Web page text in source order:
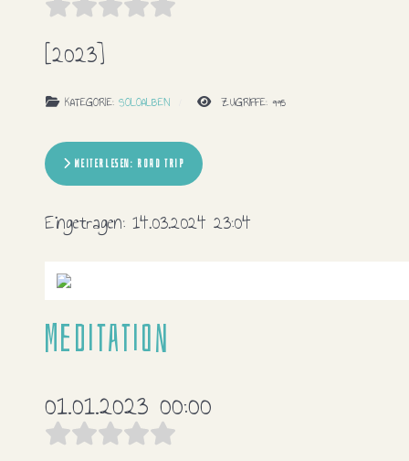
[2023]
KATEGORIE: SOLOALBEN ZUGRIFFE: 995
WEITERLESEN: ROAD TRIP
Eingetragen: 14.03.2024 23:04
Meditation
01.01.2023 00:00